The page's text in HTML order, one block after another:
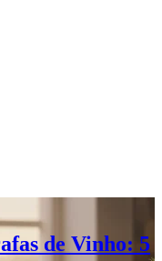
de Vinho: 5